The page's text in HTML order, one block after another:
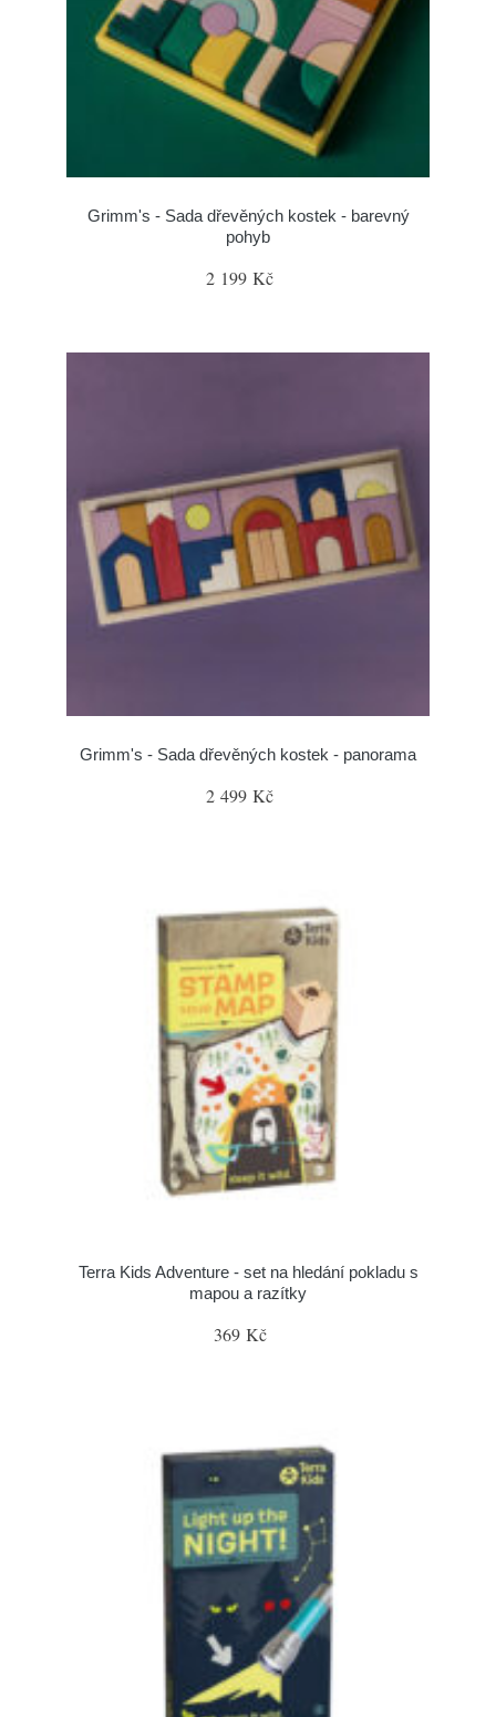
Grimm's - Sada dřevěných kostek - barevný
pohyb
2 199 Kč
Grimm's - Sada dřevěných kostek - panorama
2 499 Kč
Terra Kids Adventure - set na hledání pokladu s
mapou a razítky
369 Kč